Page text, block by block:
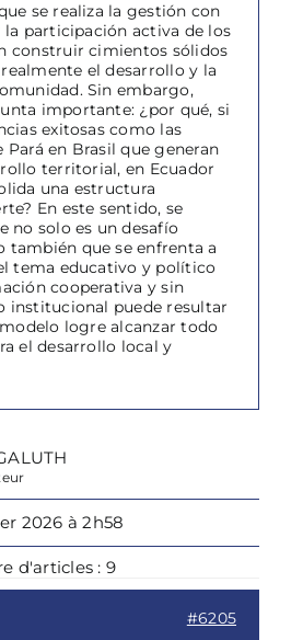
se realiza la gestión con
la participación activa de los
construir cimientos sólidos
el desarrollo y la
Sin embargo,
importante: ¿por qué, si
exitosas como las
Pará en Brasil que generan
territorial, en Ecuador
una estructura
En este sentido, se
no solo es un desafío
también que se enfrenta a
tema educativo y político
cooperativa y sin
institucional puede resultar
logre alcanzar todo
el desarrollo local y
2026 à 2h58
d'articles : 9
#6205